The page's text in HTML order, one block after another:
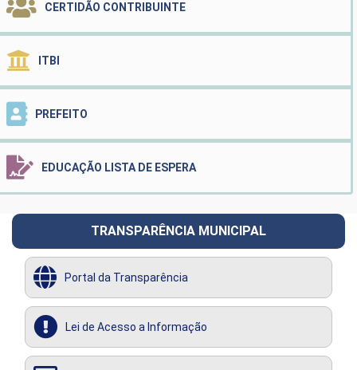
CERTIDÃO CONTRIBUINTE
ITBI
PREFEITO
EDUCAÇÃO LISTA DE ESPERA
TRANSPARÊNCIA MUNICIPAL
Portal da Transparência
Lei de Acesso a Informação